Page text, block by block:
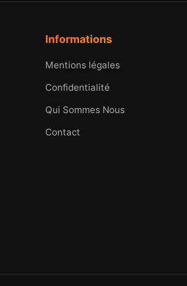
Informations
Mentions légales
Confidentialité
Qui Sommes Nous
Contact